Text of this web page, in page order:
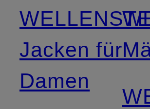
Jacken für
Damen